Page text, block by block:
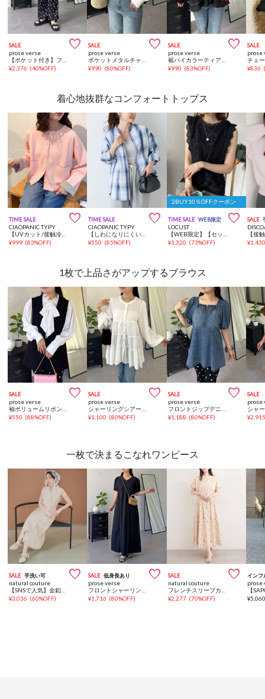
SALE 
prose verse
¥2,376 (40%OFF)
SALE 
prose verse
¥990 (80%OFF)
SALE 
prose verse
¥990 (83%OFF)
SALE
prose
¥836
着心地抜群なコンフォートトップス
TIME SALE 
CIAOPANIC TYPY
【UVカット/接触冷感】袖配色ニットスナップカーデ
¥999 (83%OFF)
TIME SALE 
CIAOPANIC TYPY
【しわになりにくい】ボリュームスリーブバンドカラーシャツ/ストライプ/チェック
¥550 (85%OFF)
2BUY10％OFFクーポン
TIME SALE WEB限定 
LOCUST
【WEB限定】【セットアップ対応】コード刺繍ノースリーブブラウス
¥1,320 (73%OFF)
SALE
¥
1枚で上品さがアップするブラウス
SALE 
prose verse
¥550 (88%OFF)
SALE 
prose verse
¥1,100 (80%OFF)
SALE 
prose verse
¥1,188 (80%OFF)
SALE
prose
¥
一枚で決まるこなれワンピース
SALE 手洗い可 
natural couture
¥3,036 (60%OFF)
SALE 低身長あり 
prose verse
¥1,716 (80%OFF)
SALE 
natural couture
¥2,277 (70%OFF)
インフ
prose
¥